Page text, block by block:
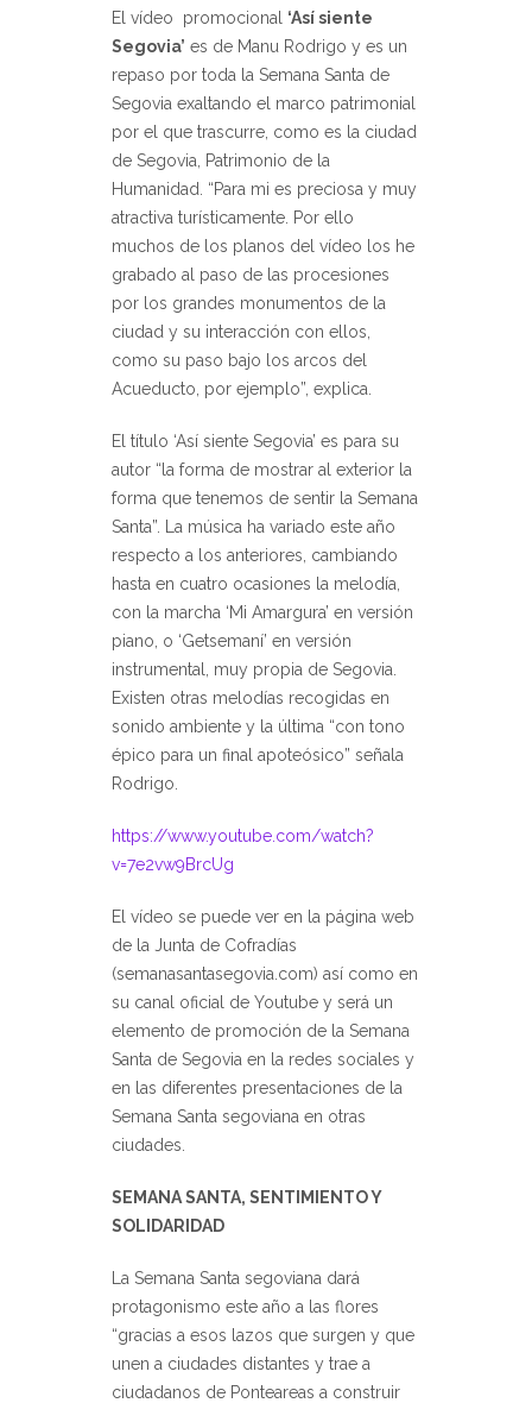
El vídeo promocional ‘Así siente
Segovia’ es de Manu Rodrigo y es un
repaso por toda la Semana Santa de
Segovia exaltando el marco patrimonial
por el que trascurre, como es la ciudad
de Segovia, Patrimonio de la
Humanidad. “Para mi es preciosa y muy
atractiva turísticamente. Por ello
muchos de los planos del vídeo los he
grabado al paso de las procesiones
por los grandes monumentos de la
ciudad y su interacción con ellos,
como su paso bajo los arcos del
Acueducto, por ejemplo”, explica.
El título ‘Así siente Segovia’ es para su
autor “la forma de mostrar al exterior la
forma que tenemos de sentir la Semana
Santa”. La música ha variado este año
respecto a los anteriores, cambiando
hasta en cuatro ocasiones la melodía,
con la marcha ‘Mi Amargura’ en versión
piano, o ‘Getsemaní’ en versión
instrumental, muy propia de Segovia.
Existen otras melodías recogidas en
sonido ambiente y la última “con tono
épico para un final apoteósico” señala
Rodrigo.
https://www.youtube.com/watch?
v=7e2vw9BrcUg
El vídeo se puede ver en la página web
de la Junta de Cofradías
(semanasantasegovia.com) así como en
su canal oficial de Youtube y será un
elemento de promoción de la Semana
Santa de Segovia en la redes sociales y
en las diferentes presentaciones de la
Semana Santa segoviana en otras
ciudades.
SEMANA SANTA, SENTIMIENTO Y
SOLIDARIDAD
La Semana Santa segoviana dará
protagonismo este año a las flores
“gracias a esos lazos que surgen y que
unen a ciudades distantes y trae a
ciudadanos de Ponteareas a construir